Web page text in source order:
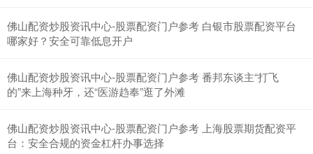
佛山配资炒股资讯中心-股票配资门户参考 白银市股票配资平台
哪家好？安全可靠低息开户
佛山配资炒股资讯中心-股票配资门户参考 番邦东谈主“打飞
的”来上海种牙，还“医游趋奉”逛了外滩
佛山配资炒股资讯中心-股票配资门户参考 上海股票期货配资平
台：安全合规的资金杠杆办事选择